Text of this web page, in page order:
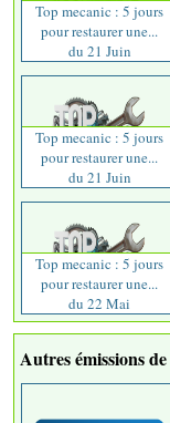
Top mecanic : 5 jours
pour restaurer une...
du 21 Juin
Top mecanic : 5 jours
pour restaurer une...
du 21 Juin
Top mecanic : 5 jours
pour restaurer une...
du 22 Mai
Autres émissions de